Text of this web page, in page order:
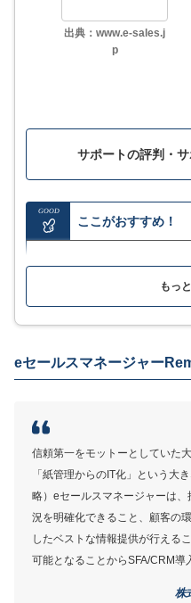
出典：www.e-sales.j
p
サポートの評判・
GOOD
ここがおすすめ！
MA・SFA・CRM機能を
1回の活動報告で様々な
使いやすさ
MORE
ここが少し気にな
機能性に優れている分
もっ
eセールスマネージャー
信頼第一をモットーとしていた
「紙管理からのIT化」という大
略）eセールスマネージャーは
況を明確化できること、顧客の
したベストな情報提供が行える
可能となることからSFA/CRM導
株